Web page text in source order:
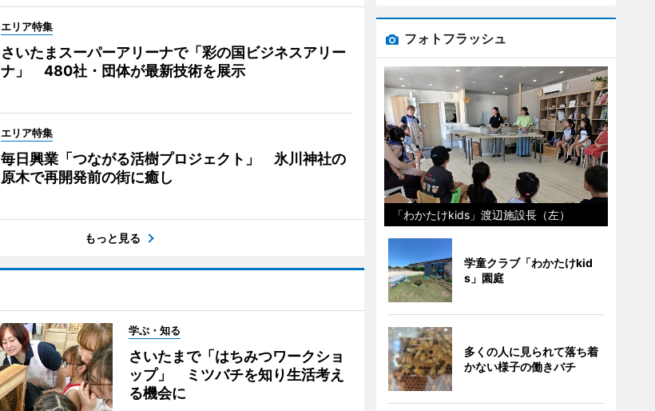
エリア特集
さいたまスーパーアリーナで「彩の国ビジネスアリー
ナ」 480社・団体が最新技術を展示
エリア特集
毎日興業「つながる活樹プロジェクト」 氷川神社の
原木で再開発前の街に癒し
もっと見る
学ぶ・知る
さいたまで「はちみつワークショ
ップ」 ミツバチを知り生活考え
る機会に
フォトフラッシュ
「わかたけkids」渡辺施設長（左）
学童クラブ「わかたけkid
s」園庭
多くの人に見られて落ち着
かない様子の働きバチ